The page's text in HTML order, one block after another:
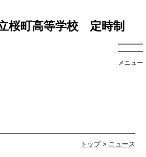
桜町高等学校 定時制
メニュー
トップ> ニュース